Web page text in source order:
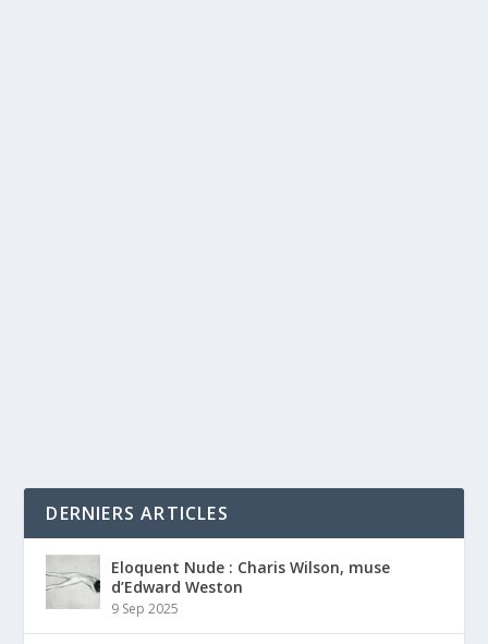
DERNIERS ARTICLES
Eloquent Nude : Charis Wilson, muse
d’Edward Weston
9 Sep 2025